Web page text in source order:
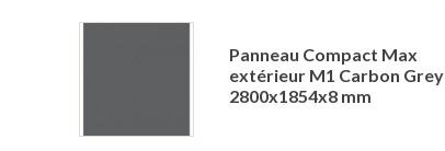
Panneau Compact Max
extérieur M1 Carbon Grey
2800x1854x8 mm